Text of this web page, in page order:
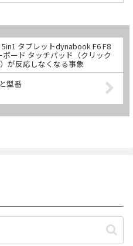
タブレットdynabook F6 F8
ボード タッチパッド（クリック
が反応しなくなる事象
型番